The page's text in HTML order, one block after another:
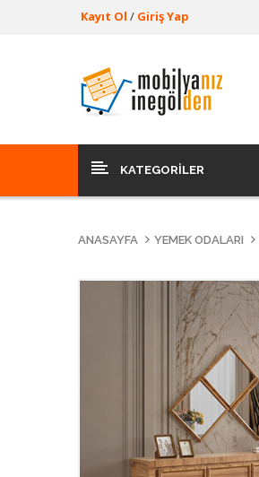
Kayıt Ol / Giriş Yap
KATEGORILER
ANASAYFA YEMEK ODALARI